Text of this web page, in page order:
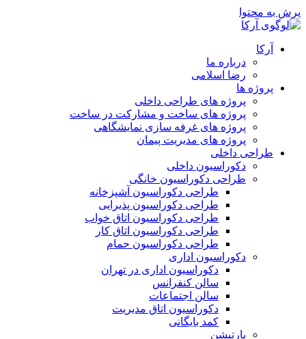
پرش به محتوا
آرکا
درباره ما
رضا اسلامی
پروژه ها
پروژه های طراحی داخلی
پروژه های ساخت و مشارکت در ساخت
پروژه های غرفه سازی نمایشگاهی
پروژه های مدیریت پیمان
طراحی داخلی
دکوراسیون داخلی
طراحی دکوراسیون خانگی
طراحی دکوراسیون آشپزخانه
طراحی دکوراسیون پذیرایی
طراحی دکوراسیون اتاق خواب
طراحی دکوراسیون اتاق کار
طراحی دکوراسیون حمام
دکوراسیون اداری
دکوراسیون اداری در تهران
سالن کنفرانس
سالن اجتماعات
دکوراسیون اتاق مدیریت
کمد بایگانی
پارتیشن